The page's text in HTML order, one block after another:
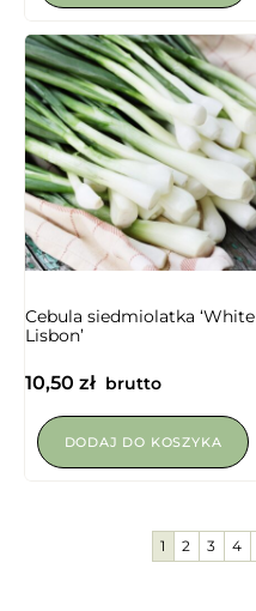
Cebula siedmiolatka ‘White
Lisbon’
10,50 zł brutto
DODAJ DO KOSZYKA
1 2 3 4